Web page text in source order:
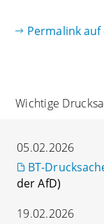
Permalink
Wichtige
05.02.2026
BT-
der AfD)
19.02.2026